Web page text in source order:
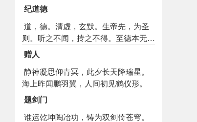
锁翠岚迷旧隐，池凝寒镜贮秋光。时从
纪道德
道，德。清虚，玄默。生帝先，为圣
则。听之不闻，抟之不得。至德本无
为，人中多自惑。在洗心而息虑，亦知
而必克。既鼓铸于乾坤品物，信充仞乎
东西南北。三皇高拱兮任以自然，五帝
垂衣兮修之不忒。以心体之者为四海之
娥者为伐命之斧，蕴奇谋广智者为盗国
赠人
静神凝思仰青冥，此夕长天降瑞星。
海上昨闻鹏羽翼，人间初见鹤仪形。
题剑门
谁运乾坤陶冶功，铸为双剑倚苍穹。